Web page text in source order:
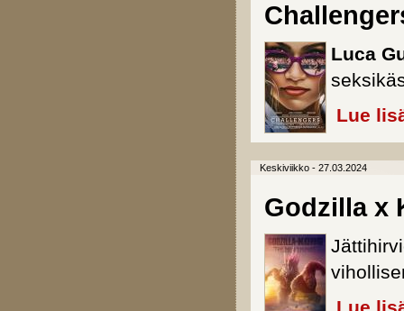
Luca
Lue
Keskiviikko - 27.03.2024
Godzilla x